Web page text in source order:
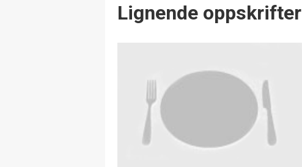
Lignende oppskrifter